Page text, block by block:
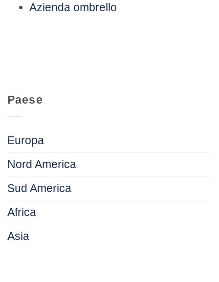
Azienda ombrello
Paese
Europa
Nord America
Sud America
Africa
Asia